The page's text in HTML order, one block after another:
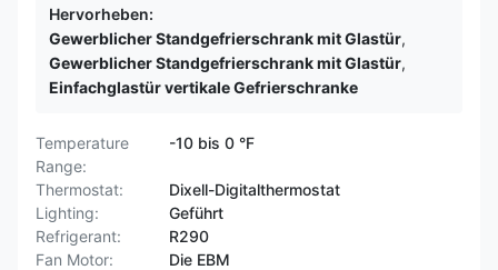
Hervorheben:
Gewerblicher Standgefrierschrank mit Glastür,
Gewerblicher Standgefrierschrank mit Glastür,
Einfachglastür vertikale Gefrierschranke
Temperature
Range:
-10 bis 0 °F
Thermostat:
Dixell-Digitalthermostat
Lighting:
Geführt
Refrigerant:
R290
Fan Motor:
Die EBM